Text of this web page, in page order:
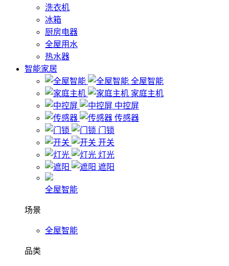
洗衣机
冰箱
厨房电器
全屋用水
热水器
智能家居
全屋智能
家庭主机
中控屏
传感器
门锁
开关
灯光
遮阳
全屋智能
场景
全屋智能
品类